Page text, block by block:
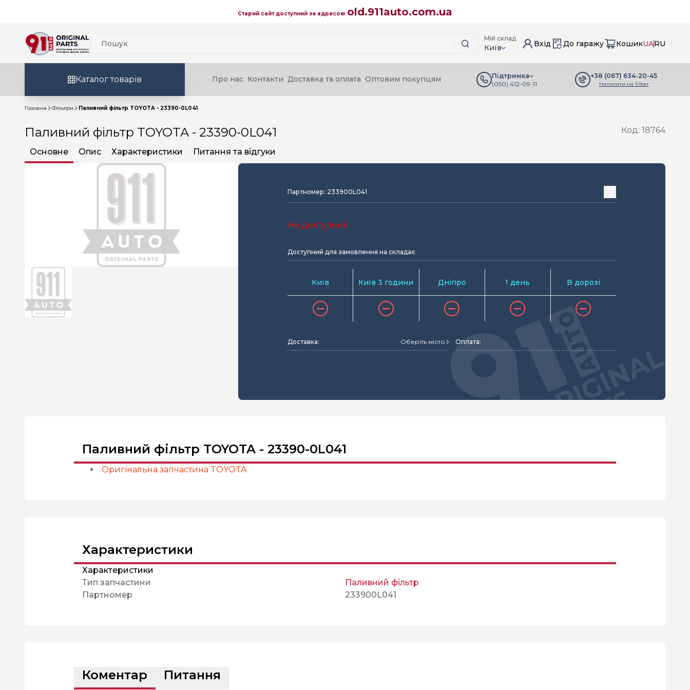
Старий сайт доступний за адресою old.911auto.com.ua
Мій склад
Київ Вхід До гаражу КошикUARU
Каталог товарів Про нас Контакти Доставка та оплата Оптовим покупцям
Підтримка
(050) 412-09-11
+38 (067) 634-20-45
Написати на Viber
Головна Фільтри Паливний фільтр TOYOTA - 23390-0L041
Паливний фільтр TOYOTA - 23390-0L041 Код: 18764
Основне Опис Характеристики Питання та відгуки
Партномер: 233900L041
Не доступний
Доступний для замовлення на складах:
Київ Київ 3 години Дніпро 1 день В дорозі
Доставка: Оберіть місто Оплата:
Паливний фільтр TOYOTA - 23390-0L041
Оригінальна запчастина TOYOTA
Характеристики
Характеристики
Тип запчастини
Паливний фільтр
Партномер
233900L041
Коментар Питання